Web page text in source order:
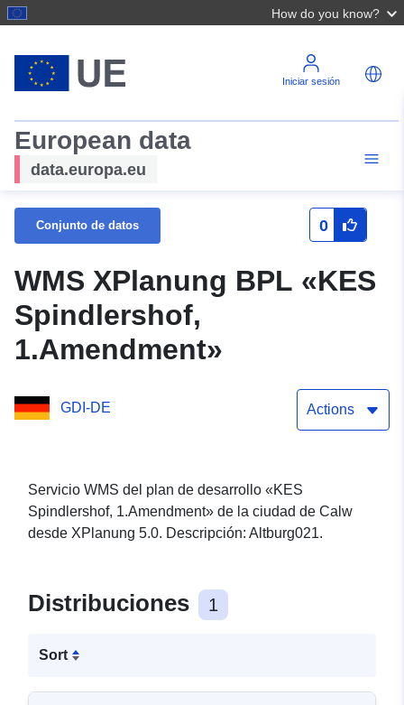
How do you know?
Iniciar sesión
European data
data.europa.eu
Conjunto de datos 0
WMS XPlanung BPL «KES
Spindlershof,
1.Amendment»
GDI-DE Actions
Servicio WMS del plan de desarrollo «KES
Spindlershof, 1.Amendment» de la ciudad de Calw
desde XPlanung 5.0. Descripción: Altburg021.
Distribuciones 1
Sort